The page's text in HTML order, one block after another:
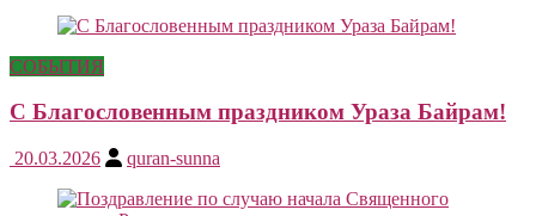
СОБЫТИЯ
С Благословенным праздником Ураза Байрам!
20.03.2026 quran-sunna